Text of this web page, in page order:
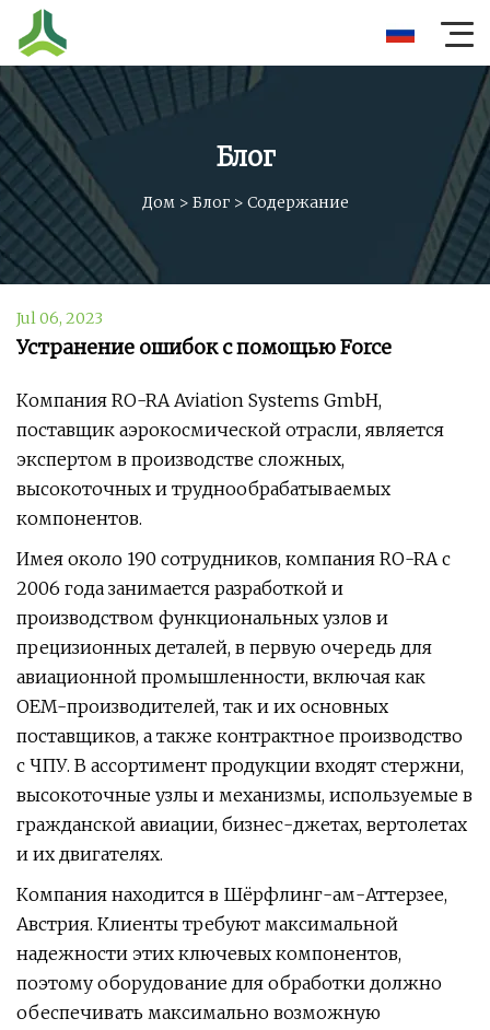
Блог
Дом > Блог> Содержание
Jul 06, 2023
Устранение ошибок с помощью Force
Компания RO-RA Aviation Systems GmbH,
поставщик аэрокосмической отрасли, является
экспертом в производстве сложных,
высокоточных и труднообрабатываемых
компонентов.
Имея около 190 сотрудников, компания RO-RA с
2006 года занимается разработкой и
производством функциональных узлов и
прецизионных деталей, в первую очередь для
авиационной промышленности, включая как
OEM-производителей, так и их основных
поставщиков, а также контрактное производство
с ЧПУ. В ассортимент продукции входят стержни,
высокоточные узлы и механизмы, используемые в
гражданской авиации, бизнес-джетах, вертолетах
и ​​их двигателях.
Компания находится в Шёрфлинг-ам-Аттерзее,
Австрия. Клиенты требуют максимальной
надежности этих ключевых компонентов,
поэтому оборудование для обработки должно
обеспечивать максимально возможную